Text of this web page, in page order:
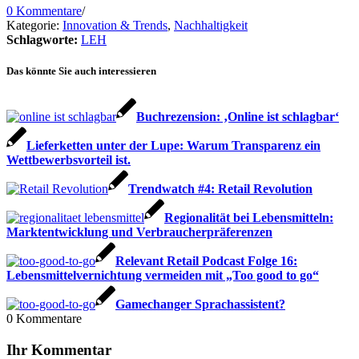
0 Kommentare/
Kategorie: Innovation & Trends, Nachhaltigkeit
Schlagworte: LEH
Das könnte Sie auch interessieren
Buchrezension: ‚Online ist schlagbar‘
Lieferketten unter der Lupe: Warum Transparenz ein
Wettbewerbsvorteil ist.
Trendwatch #4: Retail Revolution
Regionalität bei Lebensmitteln:
Marktentwicklung und Verbraucherpräferenzen
Relevant Retail Podcast Folge 16:
Lebensmittelvernichtung vermeiden mit „Too good to go“
Gamechanger Sprachassistent?
0 Kommentare
Ihr Kommentar